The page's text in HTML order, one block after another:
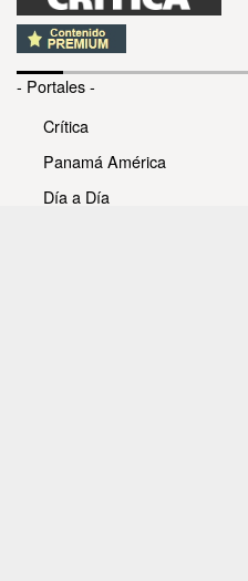
- Portales -
Crítica
Panamá América
Día a Día